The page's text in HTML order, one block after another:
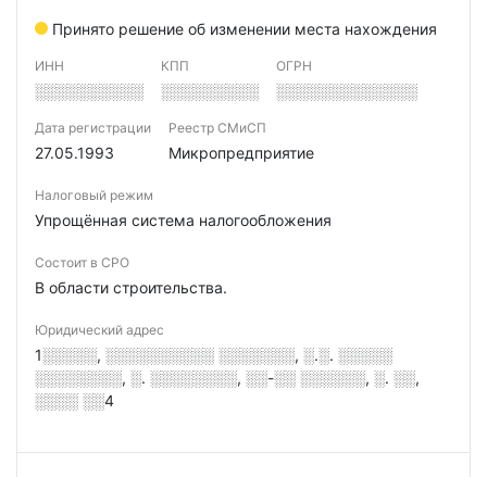
Принято решение об изменении места нахождения
ИНН
░░░░░░░░░░
КПП
░░░░░░░░░
ОГРН
░░░░░░░░░░░░░
Дата регистрации
27.05.1993
Реестр СМиСП
Микропредприятие
Налоговый режим
Упрощённая система налогообложения
Состоит в СРО
В области строительства.
Юридический адрес
1░░░░░, ░░░░░░░░░░ ░░░░░░░, ░.░. ░░░░░
░░░░░░░░, ░. ░░░░░░░░, ░░-░░ ░░░░░░, ░. ░░,
░░░░ ░░4